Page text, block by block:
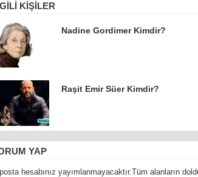
KIŞILER
Nadine Gordimer Kimdir?
Raşit Emir Süer Kimdir?
YAP
hesabınız yayımlanmayacaktır.Tüm alanların